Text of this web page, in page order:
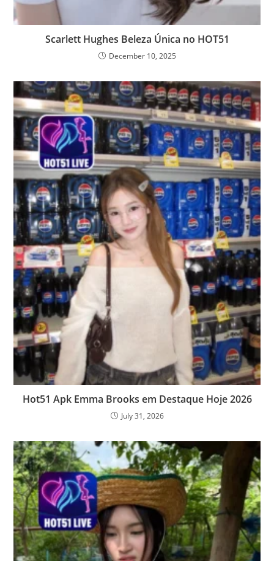
Scarlett Hughes Beleza Única no HOT51
December 10, 2025
Hot51 Apk Emma Brooks em Destaque Hoje 2026
July 31, 2026